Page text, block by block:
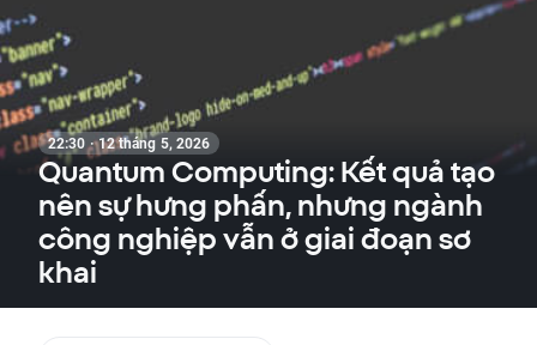
22:30 · 12 tháng 5, 2026
Quantum Computing: Kết quả tạo
nên sự hưng phấn, nhưng ngành
công nghiệp vẫn ở giai đoạn sơ
khai